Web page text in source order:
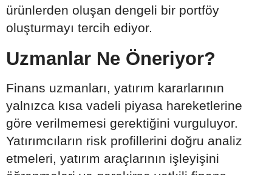
ürünlerden oluşan dengeli bir portföy
oluşturmayı tercih ediyor.
Uzmanlar Ne Öneriyor?
Finans uzmanları, yatırım kararlarının
yalnızca kısa vadeli piyasa hareketlerine
göre verilmemesi gerektiğini vurguluyor.
Yatırımcıların risk profillerini doğru analiz
etmeleri, yatırım araçlarının işleyişini